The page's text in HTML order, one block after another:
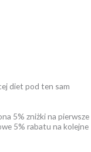
diet pod ten sam
5% zniżki na pierwsze
5% rabatu na kolejne